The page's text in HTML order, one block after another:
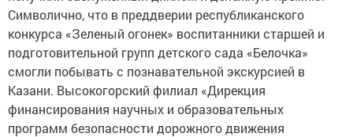
Символично, что в преддверии республиканского
конкурса «Зеленый огонек» воспитанники старшей и
подготовительной групп детского сада «Белочка»
смогли побывать с познавательной экскурсией в
Казани. Высокогорский филиал «Дирекция
финансирования научных и образовательных
программ безопасности дорожного движения